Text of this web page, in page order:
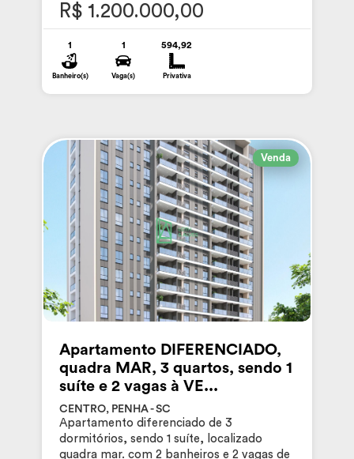
R$ 1.200.000,00
1
Banheiro(s)
1
Vaga(s)
594,92
Privativa
Venda
Apartamento DIFERENCIADO,
quadra MAR, 3 quartos, sendo 1
suíte e 2 vagas à VE...
CENTRO, PENHA - SC
Apartamento diferenciado de 3
dormitórios, sendo 1 suíte, localizado
quadra mar. com 2 banheiros e 2 vagas de